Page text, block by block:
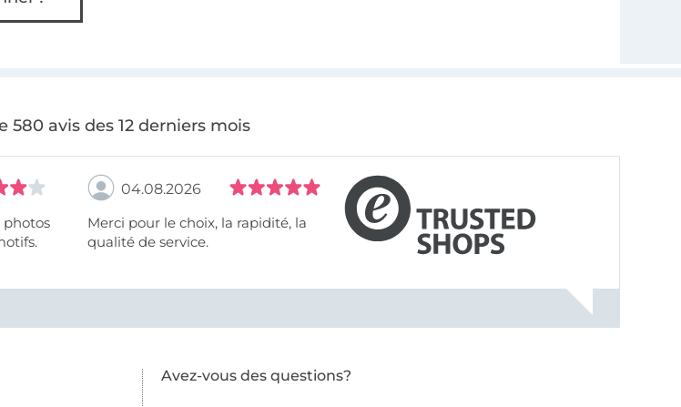
580 avis des 12 derniers mois
photos
04.08.2026
Merci pour le choix, la rapidité, la
qualité de service.
Avez-vous des questions?